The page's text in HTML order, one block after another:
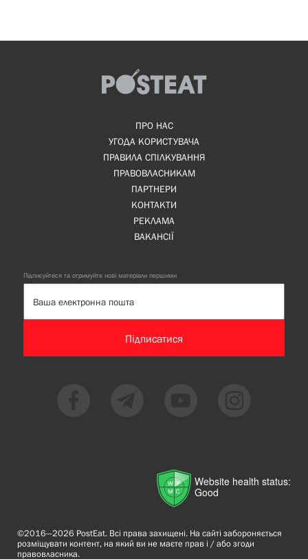
ПРО НАС
УГОДА КОРИСТУВАЧА
ПРАВИЛА СПІЛКУВАННЯ
ПРАВОВЛАСНИКАМ
ПАРТНЕРИ
КОНТАКТИ
РЕКЛАМА
ВАКАНСІЇ
Підписуйтеся та отримуйте нові матеріали першими
Підписатися
Website health status:
Good
©2016—2026 PostEat. Всі права захищені. На сайті забороняється
розміщувати контент, на який ви не маєте прав і / або згоди
правовласника.